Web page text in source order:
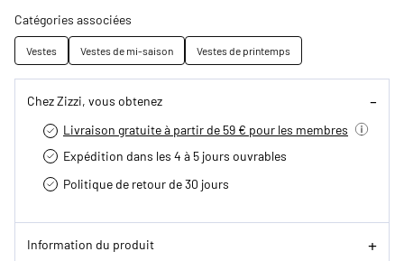
Catégories associées
Vestes Vestes de mi-saison Vestes de printemps
Chez Zizzi, vous obtenez
Livraison gratuite à partir de 59 € pour les membres
Expédition dans les 4 à 5 jours ouvrables
Politique de retour de 30 jours
Information du produit